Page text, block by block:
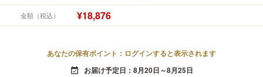
金額（税込） ¥18,876
あなたの保有ポイント：ログインすると表示されます
event_available お届け予定日：8月20日～8月25日